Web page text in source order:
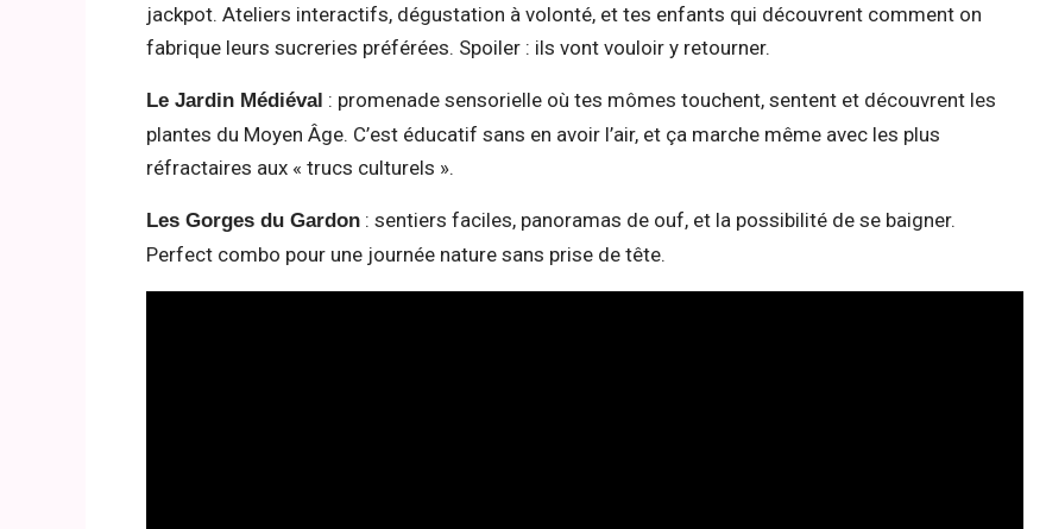
jackpot. Ateliers interactifs, dégustation à volonté, et tes enfants qui découvrent comment on
fabrique leurs sucreries préférées. Spoiler : ils vont vouloir y retourner.
Le Jardin Médiéval : promenade sensorielle où tes mômes touchent, sentent et découvrent les
plantes du Moyen Âge. C’est éducatif sans en avoir l’air, et ça marche même avec les plus
réfractaires aux « trucs culturels ».
Les Gorges du Gardon : sentiers faciles, panoramas de ouf, et la possibilité de se baigner.
Perfect combo pour une journée nature sans prise de tête.